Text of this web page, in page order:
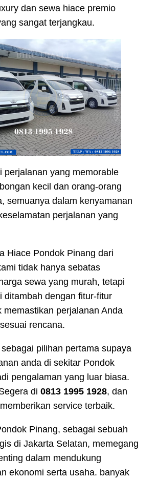
dan sewa hiace premio
sangat terjangkau.
perjalanan yang memorable
kecil dan orang-orang
semuanya dalam kenyamanan
perjalanan yang
Hiace Pondok Pinang dari
tidak hanya sebatas
sewa yang murah, tetapi
ditambah dengan fitur-fitur
memastikan perjalanan Anda
rencana.
pilihan pertama supaya
anda di sekitar Pondok
pengalaman yang luar biasa.
di 0813 1995 1928, dan
service terbaik.
Pinang, sebagai sebuah
di Jakarta Selatan, memegang
dalam mendukung
ekonomi serta usaha. banyak